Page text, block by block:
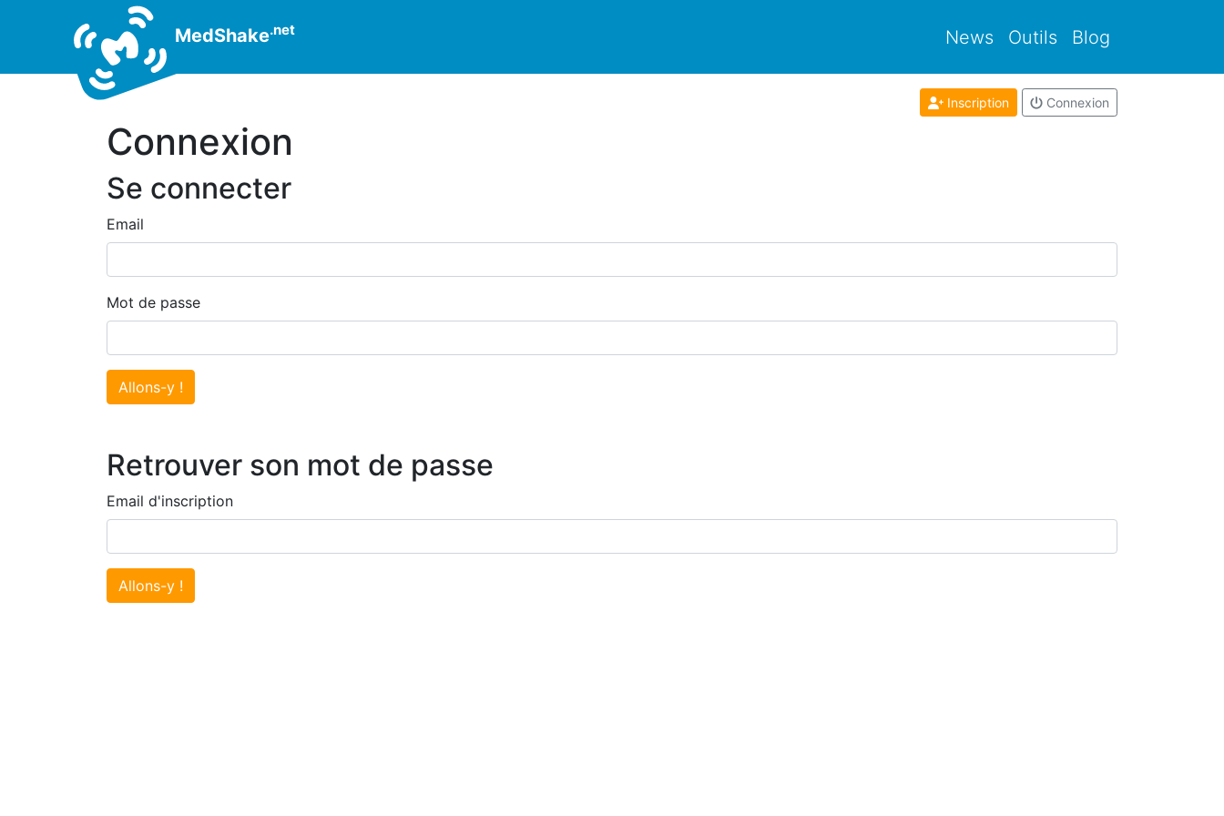
MedShake.net News Outils Blog
Inscription Connexion
Connexion
Se connecter
Email
Mot de passe
Allons-y !
Retrouver son mot de passe
Email d'inscription
Allons-y !